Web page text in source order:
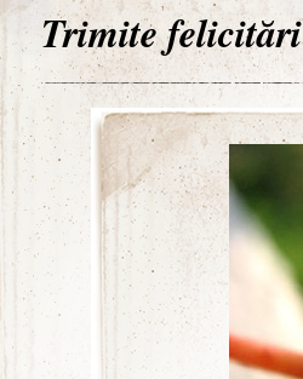
Trimite felicitări